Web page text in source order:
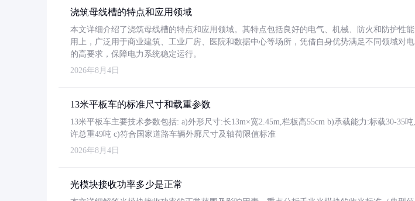
浇筑母线槽的特点和应用领域
本文详细介绍了浇筑母线槽的特点和应用领域。其特点包括良好的电气、机械、防火和防护性
用上，广泛用于商业建筑、工业厂房、医院和数据中心等场所，凭借自身优势满足不同领域对
的高要求，保障电力系统稳定运行。
2026年8月4日
13米平板车的标准尺寸和载重参数
13米平板车主要技术参数包括: a)外形尺寸:长13m×宽2.45m,栏板高55cm b)承载能力:标载30-35
许总重49吨 c)符合国家道路车辆外廓尺寸及轴荷限值标准
2026年8月4日
光模块接收功率多少是正常